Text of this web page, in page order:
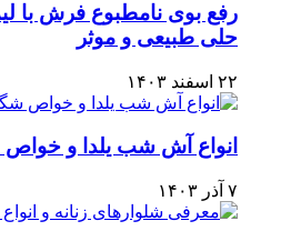
رفع بوی نامطبوع فرش با
حلی طبیعی و موثر
۲۲ اسفند ۱۴۰۳
انواع آش شب یلدا و
۷ آذر ۱۴۰۳